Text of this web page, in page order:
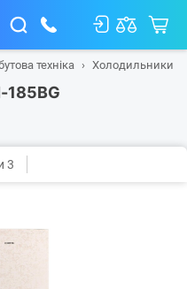
техніка Холодильники
185BG
3